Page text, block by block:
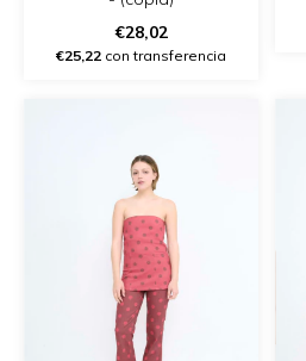
€28,02
€25,22 con transferencia